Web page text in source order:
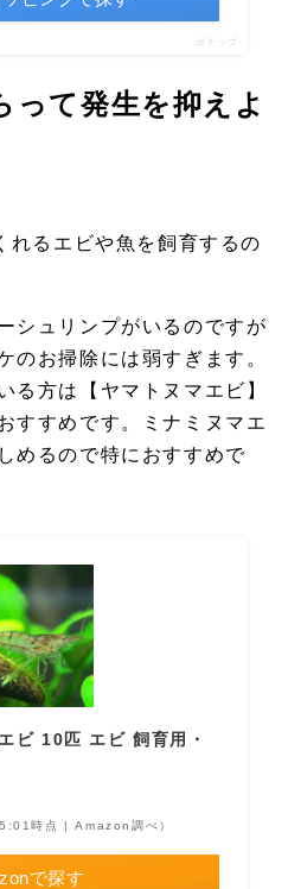
ポチップ
って発生を抑えよ
れるエビや魚を飼育するの
シュリンプがいるのですが
のお掃除には弱すぎます。
る方は【ヤマトヌマエビ】
すすめです。ミナミヌマエ
めるので特におすすめで
ビ 10匹 エビ 飼育用・
時点 | Amazon調べ）
で探す